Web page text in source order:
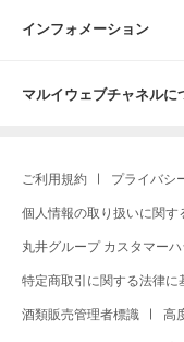
インフォメーション
マルイウェブチャネルに
ご利用規約 プライバシ
個人情報の取り扱いに関す
丸井グループ カスタマー
特定商取引に関する法律に
酒類販売管理者標識 高